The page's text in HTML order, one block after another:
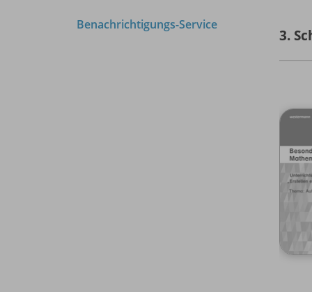
Benachrichtigungs-Service
3.